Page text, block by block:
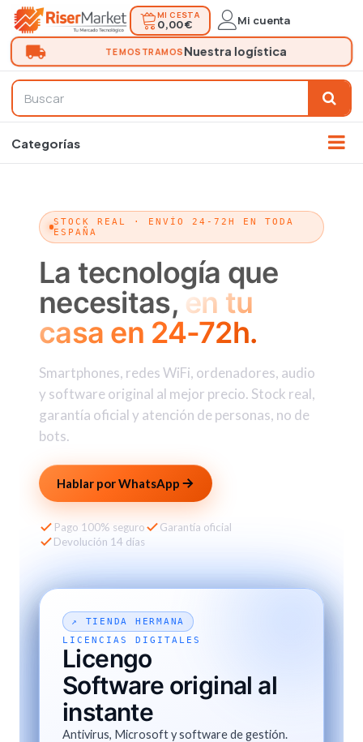
MI CESTA
0,00 € Mi cuenta
STOCK REAL · ENVÍO 24-72H EN TODA
ESPAÑA
La tecnología que
necesitas, en tu
casa en 24-72h.
Smartphones, redes WiFi, ordenadores, audio
y software original al mejor precio. Stock real,
garantía oficial y atención de personas, no de
bots.
Hablar por WhatsApp
Pago 100% seguro
Garantía oficial
Devolución 14 días
↗ TIENDA HERMANA
LICENCIAS DIGITALES
Licengo
Software original al
instante
Antivirus, Microsoft y software de gestión.